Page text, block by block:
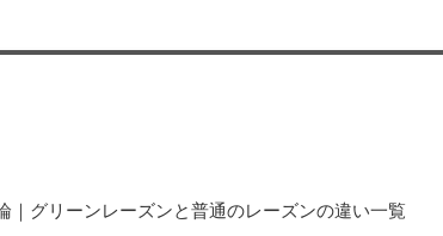
｜グリーンレーズンと普通のレーズンの違い一覧